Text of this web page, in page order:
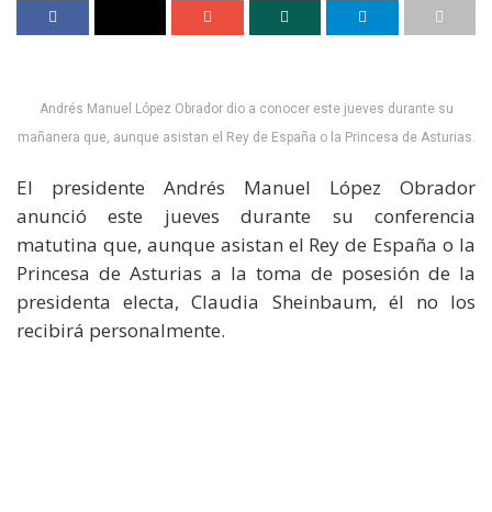
Andrés Manuel López Obrador dio a conocer este jueves durante su
mañanera que, aunque asistan el Rey de España o la Princesa de Asturias.
El presidente Andrés Manuel López Obrador
anunció este jueves durante su conferencia
matutina que, aunque asistan el Rey de España o la
Princesa de Asturias a la toma de posesión de la
presidenta electa, Claudia Sheinbaum, él no los
recibirá personalmente.